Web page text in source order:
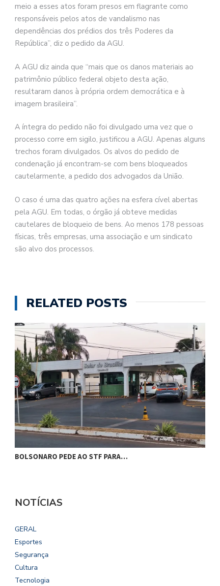
meio a esses atos foram presos em flagrante como
responsáveis pelos atos de vandalismo nas
dependências dos prédios dos três Poderes da
República”, diz o pedido da AGU.
A AGU diz ainda que “mais que os danos materiais ao
patrimônio público federal objeto desta ação,
resultaram danos à própria ordem democrática e à
imagem brasileira”.
A íntegra do pedido não foi divulgado uma vez que o
processo corre em sigilo, justificou a AGU. Apenas alguns
trechos foram divulgados. Os alvos do pedido de
condenação já encontram-se com bens bloqueados
cautelarmente, a pedido dos advogados da União.
O caso é uma das quatro ações na esfera cível abertas
pela AGU. Em todas, o órgão já obteve medidas
cautelares de bloqueio de bens. Ao menos 178 pessoas
físicas, três empresas, uma associação e um sindicato
são alvo dos processos.
RELATED POSTS
BOLSONARO PEDE AO STF PARA…
NOTÍCIAS
GERAL
Esportes
Segurança
Cultura
Tecnologia